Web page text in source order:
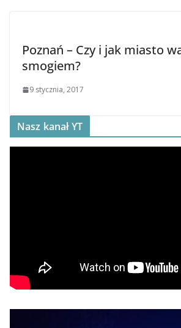
Poznań – Czy i jak miasto
smogiem?
9 stycznia, 2017
Nasz kanał YT